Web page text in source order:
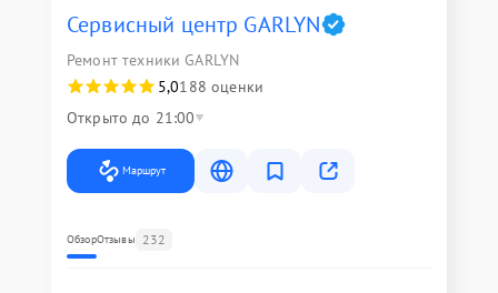
Сервисный центр GARLYN
Ремонт техники GARLYN
5,0188 оценки
Открыто до 21:00
Маршрут
ОбзорОтзывы 232